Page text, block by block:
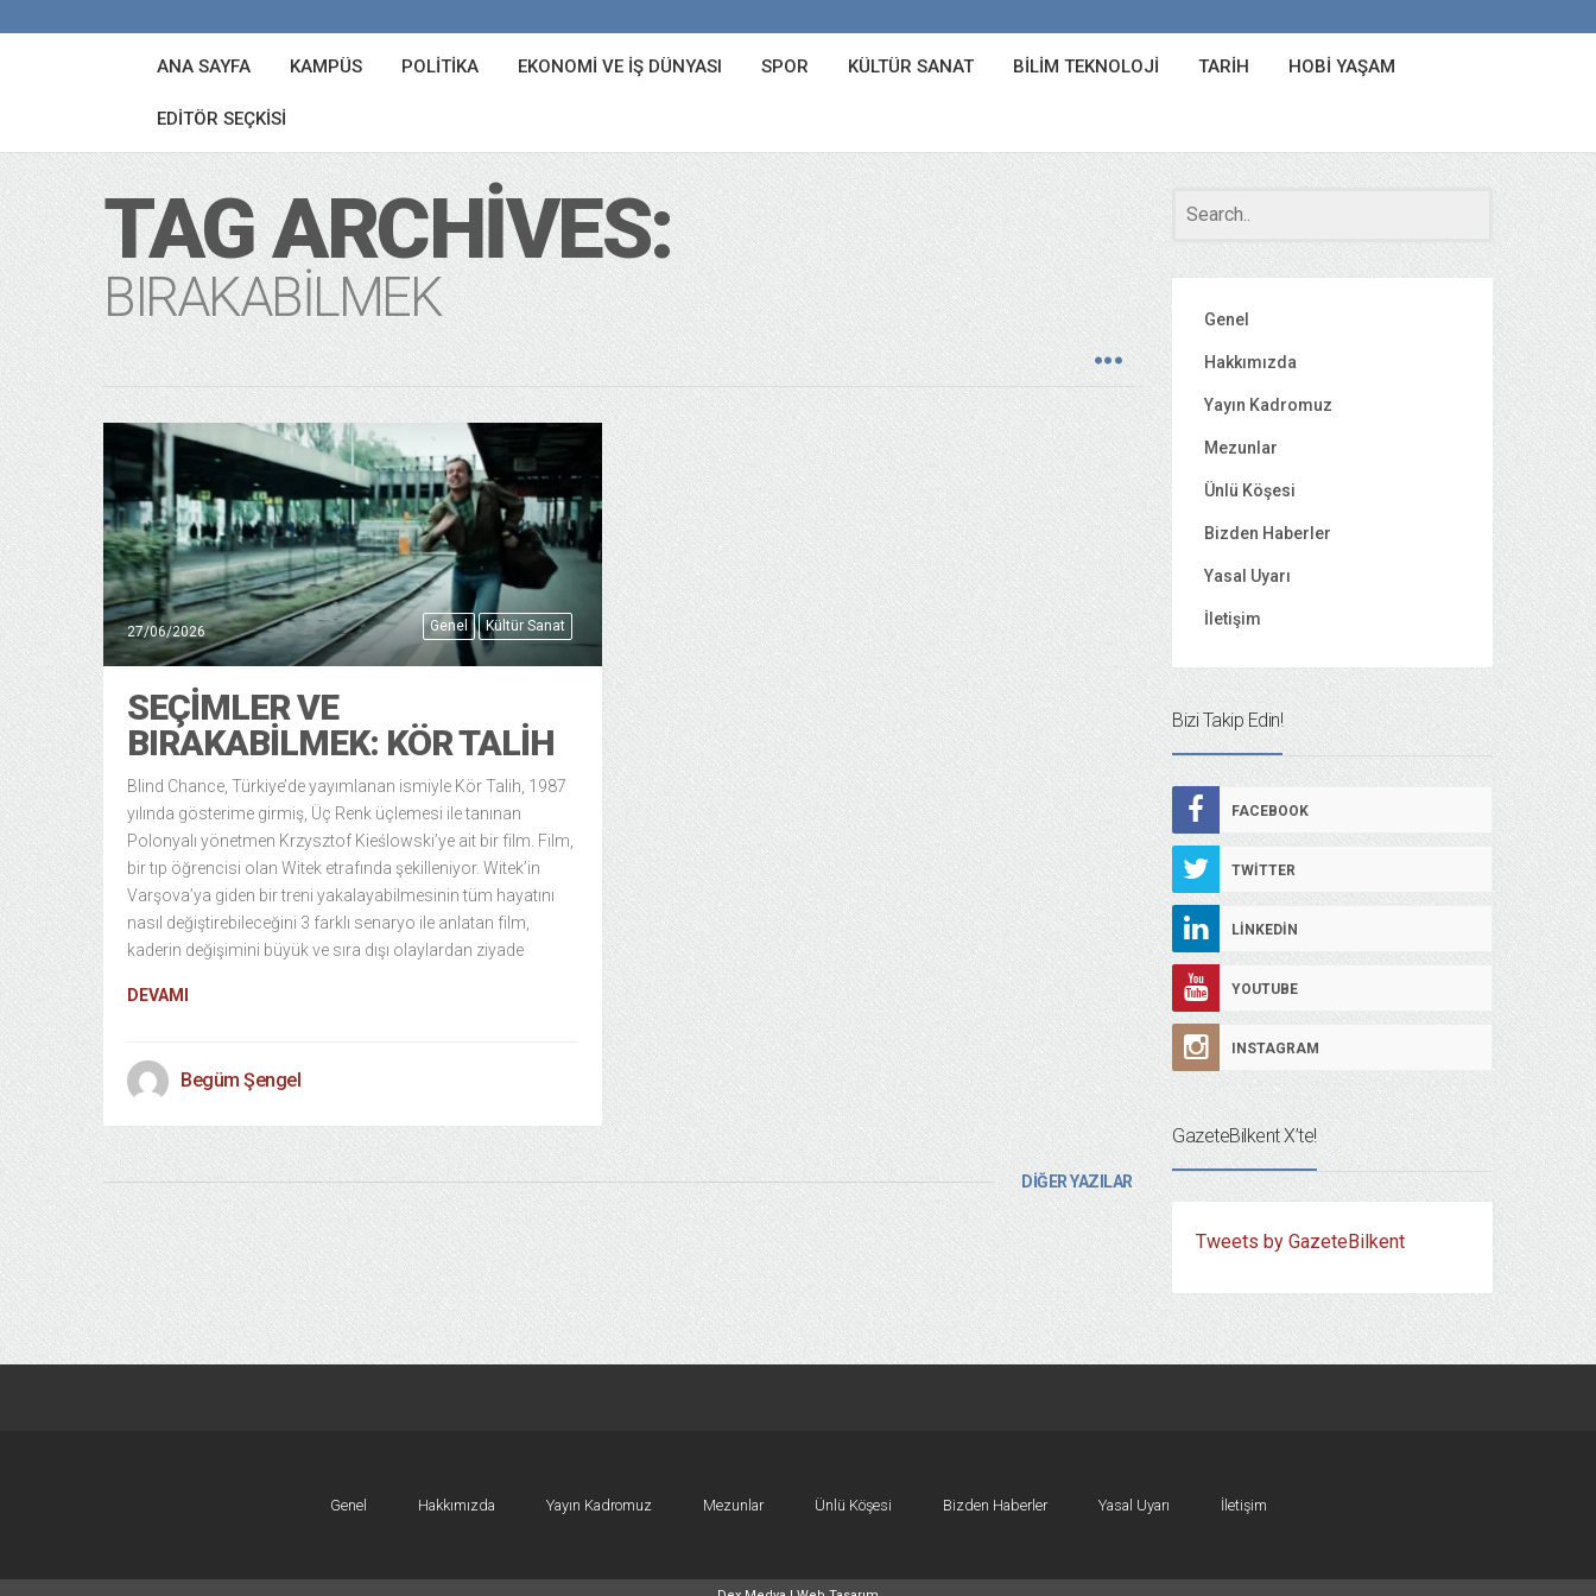
ANA SAYFA KAMPÜS POLITIKA EKONOMI VE İŞ DÜNYASI SPOR KÜLTÜR SANAT BILIM TEKNOLOJI TARIH HOBI YAŞAM
EDITÖR SEÇKISI
TAG ARCHIVES:
BIRAKABILMEK
Genel Kültür Sanat
27/06/2026
SEÇIMLER VE
BIRAKABILMEK: KÖR TALIH
Blind Chance, Türkiye’de yayımlanan ismiyle Kör Talih, 1987
yılında gösterime girmiş, Üç Renk üçlemesi ile tanınan
Polonyalı yönetmen Krzysztof Kieślowski’ye ait bir film. Film,
bir tıp öğrencisi olan Witek etrafında şekilleniyor. Witek’in
Varşova’ya giden bir treni yakalayabilmesinin tüm hayatını
nasıl değiştirebileceğini 3 farklı senaryo ile anlatan film,
kaderin değişimini büyük ve sıra dışı olaylardan ziyade
DEVAMI
Begüm Şengel
DİĞER YAZILAR
Genel
Hakkımızda
Yayın Kadromuz
Mezunlar
Ünlü Köşesi
Bizden Haberler
Yasal Uyarı
İletişim
Bizi Takip Edin!
FACEBOOK
TWITTER
LINKEDIN
YOUTUBE
INSTAGRAM
GazeteBilkent X’te!
Tweets by GazeteBilkent
Genel Hakkımızda Yayın Kadromuz Mezunlar Ünlü Köşesi Bizden Haberler Yasal Uyarı İletişim